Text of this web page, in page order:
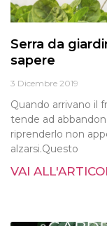
Serra da
sapere
3 Dicembre 2019
Quando arrivano il
tende ad
riprenderlo non
alzarsi.Questo
VAI